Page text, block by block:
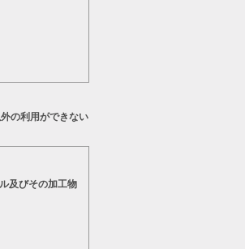
の利用ができない
及びその加工物